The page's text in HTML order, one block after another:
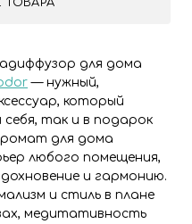
ТОВАРА
для дома
— нужный,
который
так и в подарок
для дома
любого помещения,
и гармонию.
и стиль в плане
медитативность